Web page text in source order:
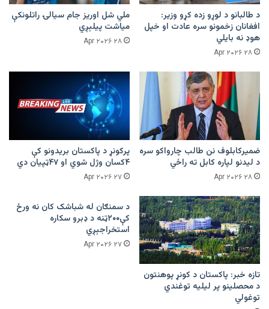
د طالبانو د لوړو زده کړو وزیر:
افغانان زخمونو سره عادت او خپل
هوډ نه بایلي
۲۸ Apr ۲۰۲۶
ملي شل اوریز جام سیالۍ راتلونکې
میاشت پیلېږي
۲۸ Apr ۲۰۲۶
ضمیرکابلوف نن طالب چارواکو سره
د لیدنو لپاره کابل ته راځي
۲۸ Apr ۲۰۲۶
پرکونړ د پاکستان بریدونو کې
۴کسان وژل شوي او ۴۷ټپیان دي
۲۷ Apr ۲۰۲۶
تازه خبر: پاکستان د کونړ پوهنتون
د محصلینو پر لیلیه توغندي
توغولي
د سمنګان له شباشک کان نه ورځ
کې۲۰۰ټنه د ډبرو سکاره
استخراجېږي
۲۷ Apr ۲۰۲۶